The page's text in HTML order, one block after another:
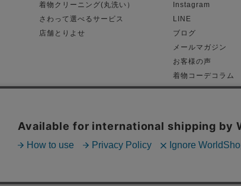
着物クリーニング(丸洗い）
さわって選べるサービス
店舗とりよせ
Instagram
LINE
ブログ
メールマガジン
お客様の声
着物コーデコラム